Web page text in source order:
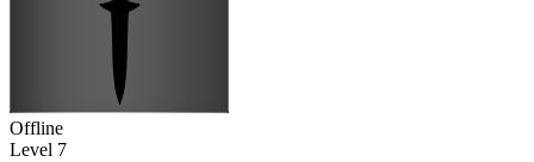
Offline
Level 7